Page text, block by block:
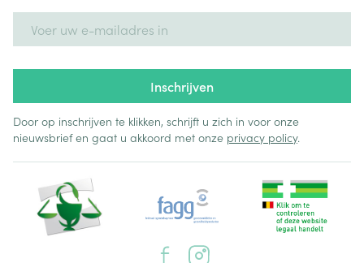
Inschrijven
Door op inschrijven te klikken, schrijft u zich in voor onze
nieuwsbrief en gaat u akkoord met onze privacy policy.